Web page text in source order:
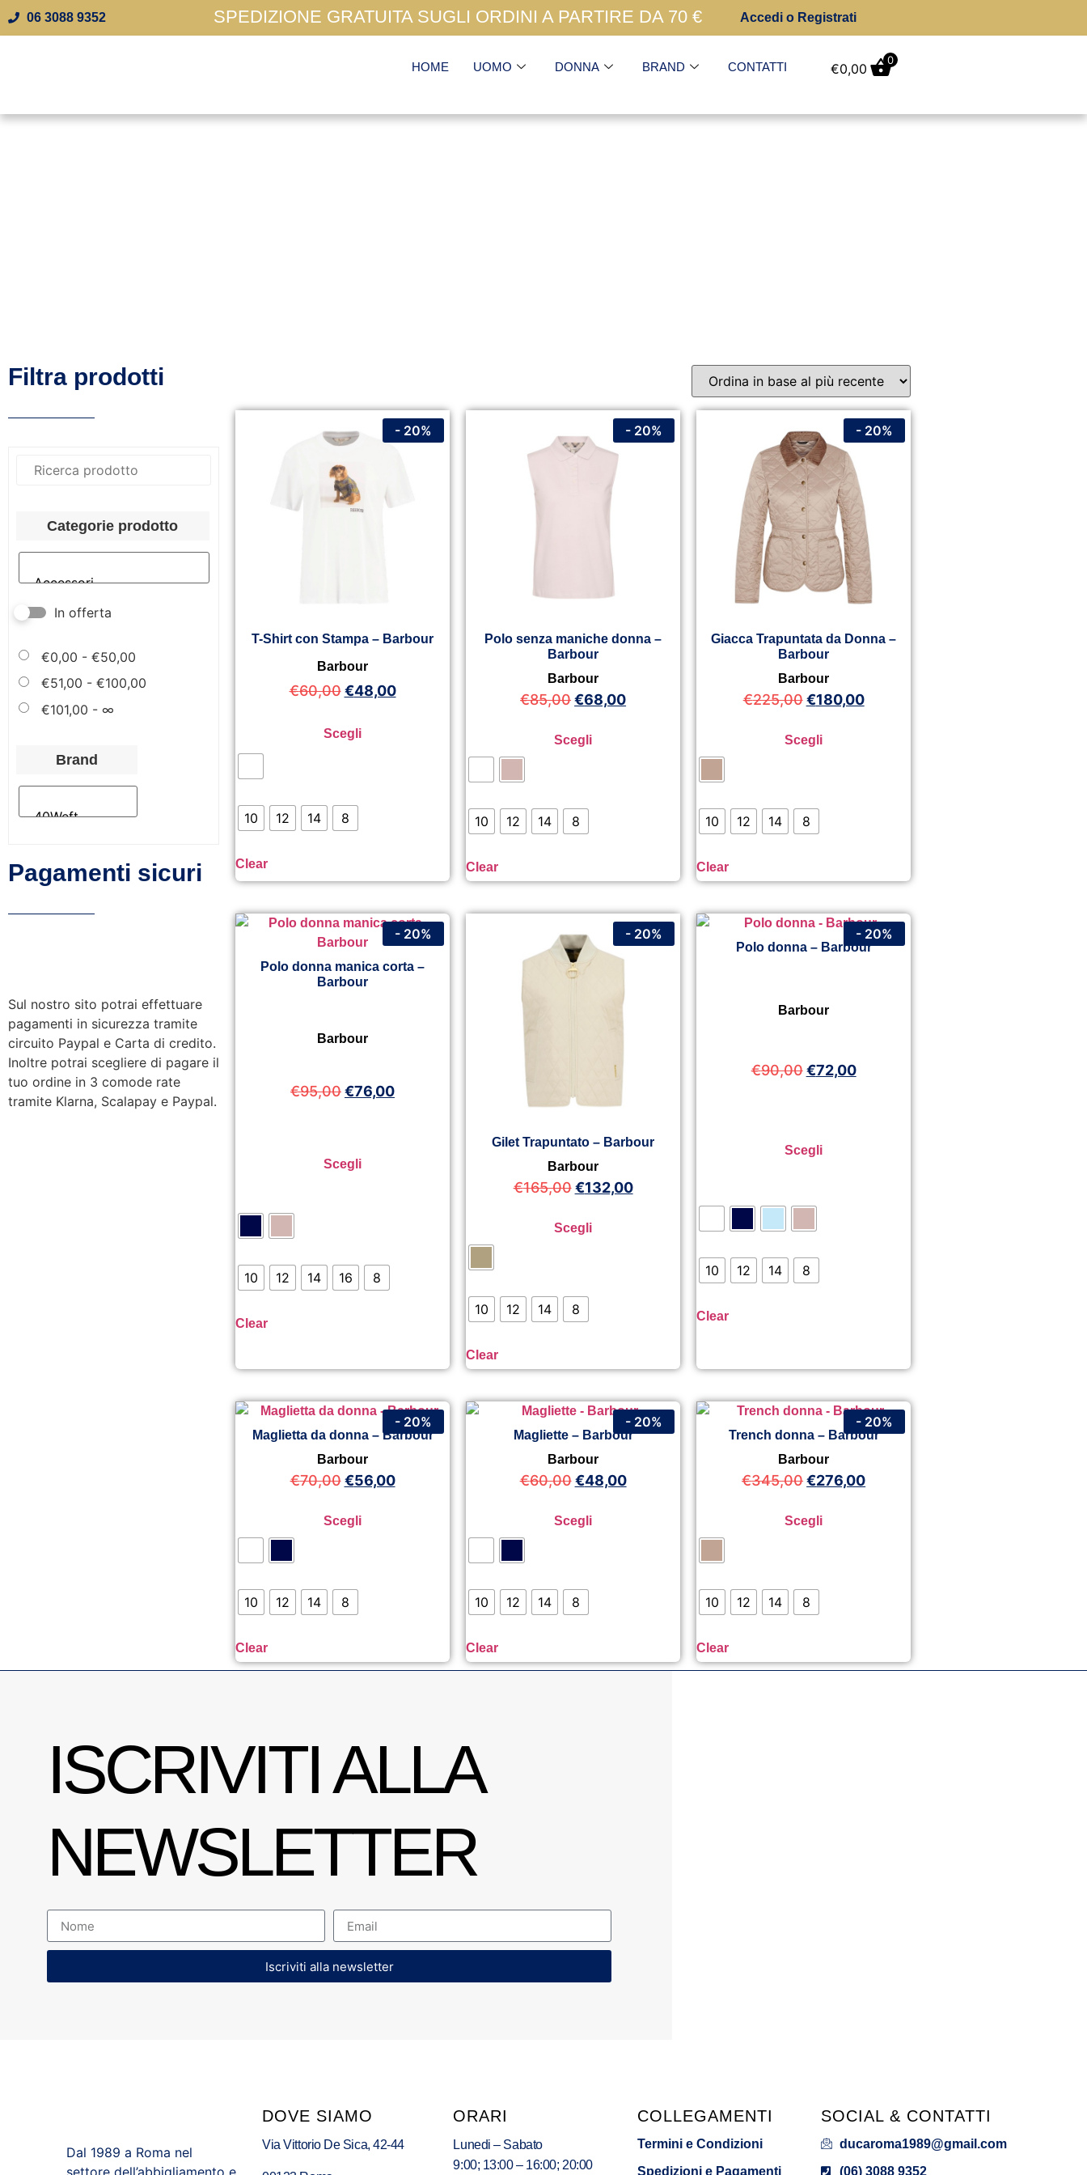
06 3088 9352 SPEDIZIONE GRATUITA SUGLI ORDINI A PARTIRE DA 70 € Accedi o Registrati
HOME UOMO DONNA BRAND CONTATTI €0,00
0
Filtra prodotti
Categorie prodotto
In offerta
€0,00 - €50,00
€51,00 - €100,00
€101,00 - ∞
Brand
Pagamenti sicuri
Sul nostro sito potrai effettuare
pagamenti in sicurezza tramite
circuito Paypal e Carta di credito.
Inoltre potrai scegliere di pagare il
tuo ordine in 3 comode rate
tramite Klarna, Scalapay e Paypal.
T-Shirt con Stampa – Barbour
Barbour
€60,00 €48,00
Scegli
10 12 14 8
Clear
- 20%
Polo senza maniche donna –
Barbour
Barbour
€85,00€68,00
Scegli
10 12 14 8
Clear
- 20%
Giacca Trapuntata da Donna –
Barbour
Barbour
€225,00 €180,00
Scegli
10 12 14 8
Clear
- 20%
Polo donna manica corta –
Barbour
Barbour
€95,00€76,00
Scegli
10 12 14 16 8
Clear
- 20%
Gilet Trapuntato – Barbour
Barbour
€165,00 €132,00
Scegli
10 12 14 8
Clear
- 20%
Polo donna – Barbour
Barbour
€90,00 €72,00
Scegli
10 12 14 8
Clear
- 20%
Maglietta da donna – Barbour
Barbour
€70,00 €56,00
Scegli
10 12 14 8
Clear
- 20%
Magliette – Barbour
Barbour
€60,00 €48,00
Scegli
10 12 14 8
Clear
- 20%
Trench donna – Barbour
Barbour
€345,00€276,00
Scegli
10 12 14 8
Clear
- 20%
ISCRIVITI ALLA
NEWSLETTER
Iscriviti alla newsletter
Dal 1989 a Roma nel
DOVE SIAMO
Via Vittorio De Sica, 42-44
ORARI
Lunedi – Sabato
9:00; 13:00 – 16:00; 20:00
COLLEGAMENTI
Termini e Condizioni
Spedizioni e Pagamenti
SOCIAL & CONTATTI
ducaroma1989@gmail.com
(06) 3088 9352